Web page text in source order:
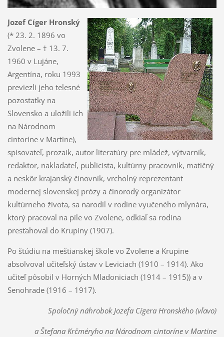
Jo­zef Cíger Hronský
(* 23. 2. 1896 vo
Zvolene – † 13. 7.
1960 v Lujáne,
Argentína, roku 1993
previezli jeho telesné
pozostatky na
Slovensko a uložili ich
na Národnom
cintoríne v Martine),
spisovateľ, prozaik, autor literatúry pre mládež, výtvar­ník,
redaktor, nakladateľ, publicista, kultúrny pracovník, matičný
a neskôr krajanský činovník, vrcholný reprezentant
modernej slovenskej prózy a činorodý organizátor
kultúrneho života, sa narodil v rodine vyučeného mlynára,
ktorý pracoval na píle vo Zvolene, odkiaľ sa rodina
presťahoval do Krupiny (1907).
Po štúdiu na meštianskej škole vo Zvolene a Krupine
absolvoval učiteľský ústav v Leviciach (1910 – 1914). Ako
učiteľ pôsobil v Horných Mladoniciach (1914 – 1915)) a v
Senohrade (1916 – 1917).
Spoločný náhrobok Jozefa Cígera Hronského (vľavo)
a Štefana Krčméryho na Národnom cintoríne v Martine